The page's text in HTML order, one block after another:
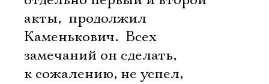
акты,  продолжил
Каменькович.  Всех
замечаний он сделать,
к сожалению, не успел,